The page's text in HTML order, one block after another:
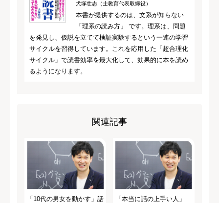
犬塚壮志（士教育代表取締役）
本書が提供するのは、文系が知らない
「理系の読み方」 です。理系は、問題
を発見し、仮説を立てて検証実験するという一連の学習
サイクルを習得しています。これを応用した「超合理化
サイクル」で読書効率を最大化して、効果的に本を読め
るようになります。
関連記事
「10代の男女を動かす」話
「本当に話の上手い人」